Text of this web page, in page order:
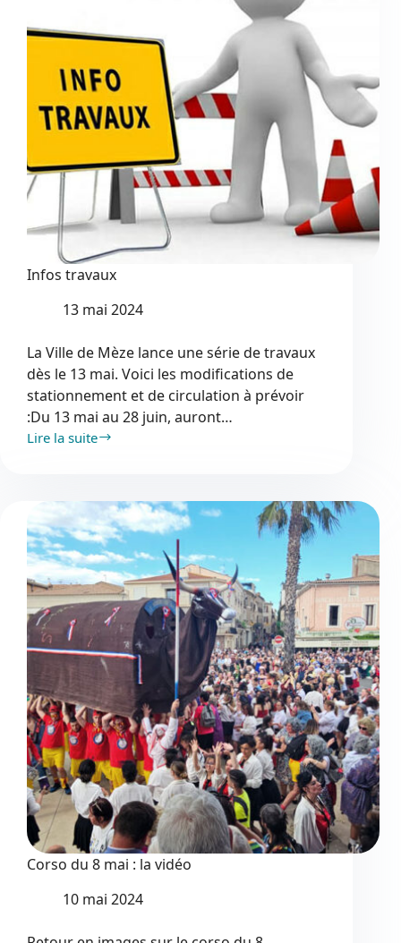
Infos travaux
13 mai 2024
La Ville de Mèze lance une série de travaux
dès le 13 mai. Voici les modifications de
stationnement et de circulation à prévoir
:Du 13 mai au 28 juin, auront…
Lire la suite
Infos
Corso du 8 mai : la vidéo
10 mai 2024